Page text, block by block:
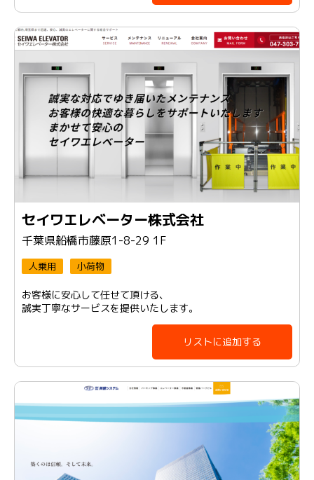
セイワエレベーター株式会社
千葉県船橋市藤原1-8-29 1F
人乗用 小荷物
お客様に安心して任せて頂ける、
誠実丁寧なサービスを提供いたします。
リストに追加する